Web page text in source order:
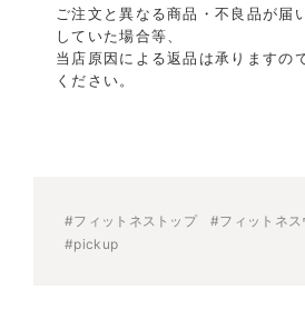
ご注文と異なる商品・不良品が届
していた場合等、
当店原因による返品は承りますの
ください。
#フィットネストップ
#フィットネス
#pickup